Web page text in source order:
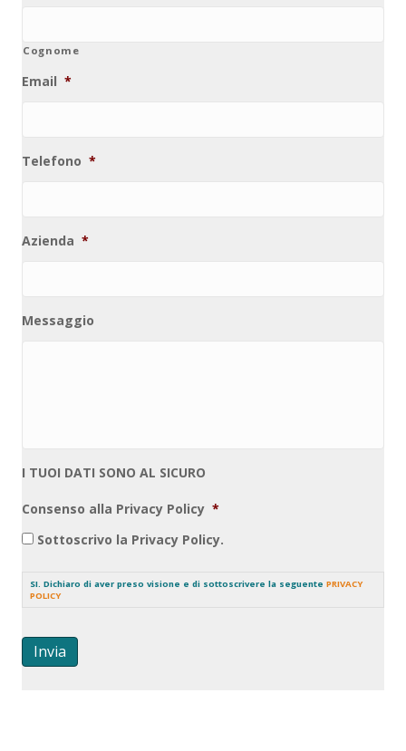
Cognome
Email *
Telefono *
Azienda *
Messaggio
I TUOI DATI SONO AL SICURO
Consenso alla Privacy Policy *
Sottoscrivo la Privacy Policy.
SI. Dichiaro di aver preso visione e di sottoscrivere la seguente PRIVACY
POLICY
Invia